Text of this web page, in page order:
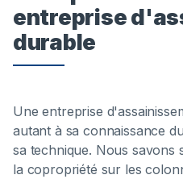
entreprise
durable
Une entreprise
autant à sa connaissance
sa technique. Nous savons
la copropriété sur les